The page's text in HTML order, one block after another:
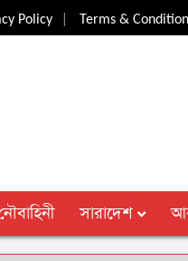
Policy| Terms &
সারাদেশ